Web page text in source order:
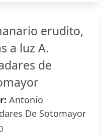
erudito,
a luz A.
de
Antonio
De Sotomayor